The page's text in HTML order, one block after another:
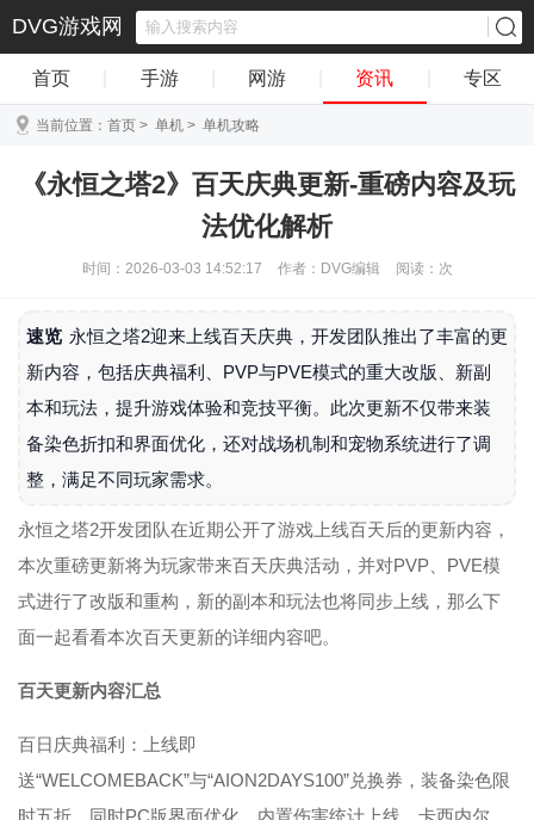
DVG游戏网
首页 手游 网游 资讯 专区
当前位置： 首页 > 单机 > 单机攻略
《永恒之塔2》百天庆典更新-重磅内容及玩
法优化解析
时间：2026-03-03 14:52:17 作者：DVG编辑 阅读： 次
速览 永恒之塔2迎来上线百天庆典，开发团队推出了丰富的更
新内容，包括庆典福利、PVP与PVE模式的重大改版、新副
本和玩法，提升游戏体验和竞技平衡。此次更新不仅带来装
备染色折扣和界面优化，还对战场机制和宠物系统进行了调
整，满足不同玩家需求。
永恒之塔2开发团队在近期公开了游戏上线百天后的更新内容，
本次重磅更新将为玩家带来百天庆典活动，并对PVP、PVE模
式进行了改版和重构，新的副本和玩法也将同步上线，那么下
面一起看看本次百天更新的详细内容吧。
百天更新内容汇总
百日庆典福利：上线即
送“WELCOMEBACK”与“AION2DAYS100”兑换券，装备染色限
时五折，同时PC版界面优化、内置伤害统计上线，卡西内尔